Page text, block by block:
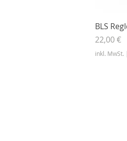
BLS
Preis
22,00 €
inkl. MwSt.